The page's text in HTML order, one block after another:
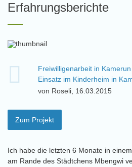
Erfahrungsberichte
Freiwilligenarbeit in
Einsatz im Kinderheim in
von Roseli, 16.03.2015
Zum Projekt
Ich habe die letzten 6 Monate in
am Rande des Städtchens Mbengwi